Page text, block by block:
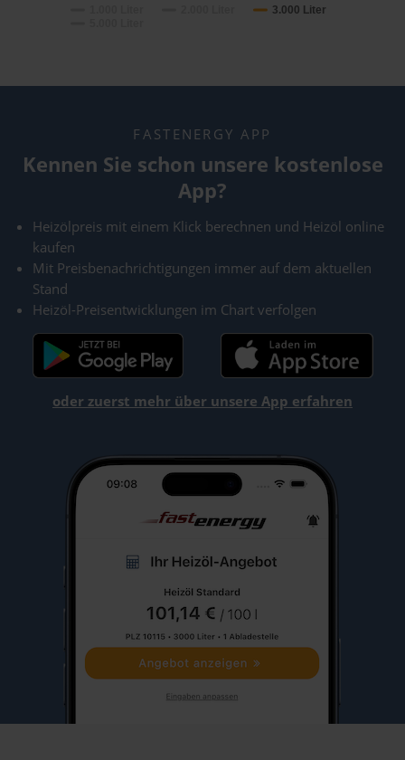
3.000 Liter
FASTENERGY APP
Kennen Sie schon unsere kostenlose
App?
Heizölpreis mit einem Klick berechnen und Heizöl online
kaufen
Mit Preisbenachrichtigungen immer auf dem aktuellen
Stand
Heizöl-Preisentwicklungen im Chart verfolgen
oder zuerst mehr über unsere App erfahren